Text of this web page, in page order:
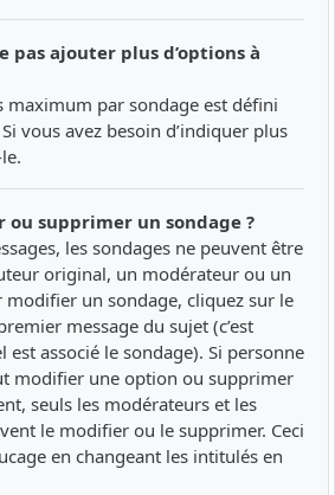
pas ajouter plus d’options à
maximum par sondage est défini
vous avez besoin d’indiquer plus
supprimer un sondage ?
les sondages ne peuvent être
original, un modérateur ou un
un sondage, cliquez sur le
message du sujet (c’est
associé le sondage). Si personne
modifier une option ou supprimer
seuls les modérateurs et les
le modifier ou le supprimer. Ceci
en changeant les intitulés en